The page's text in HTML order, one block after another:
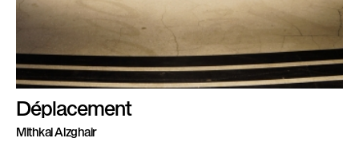
Déplacement
Mithkal Alzghair